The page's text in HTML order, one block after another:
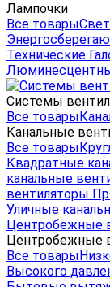
Лампочки
Все товары
Технические
Системы
Все товары
Канальные
Все товары
Квадратные
канальные
вентиляторы
Уличные
Центробежные
Центробежные
Все товары
Высокого